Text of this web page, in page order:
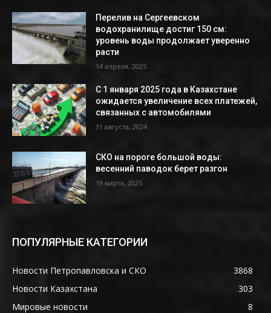
Перелив на Сергеевском
водохранилище достиг 150 см:
уровень воды продолжает уверенно
расти
14 апреля, 2025
С 1 января 2025 года в Казахстане
ожидается увеличение всех платежей,
связанных с автомобилями
31 августа, 2024
СКО на пороге большой воды:
весенний паводок берет разгон
19 марта, 2025
ПОПУЛЯРНЫЕ КАТЕГОРИИ
Новости Петропавловска и СКО
3868
Новости Казахстана
303
Мировые новости
8